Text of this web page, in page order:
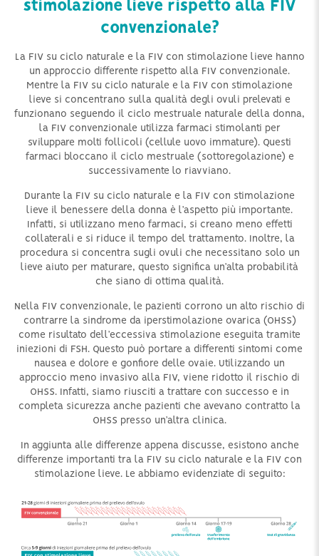
stimolazione lieve rispetto alla FIV
convenzionale?
La FIV su ciclo naturale e la FIV con stimolazione lieve hanno
un approccio differente rispetto alla FIV convenzionale.
Mentre la FIV su ciclo naturale e la FIV con stimolazione
lieve si concentrano sulla qualità degli ovuli prelevati e
funzionano seguendo il ciclo mestruale naturale della donna,
la FIV convenzionale utilizza farmaci stimolanti per
sviluppare molti follicoli (cellule uovo immature). Questi
farmaci bloccano il ciclo mestruale (sottoregolazione) e
successivamente lo riavviano.
Durante la FIV su ciclo naturale e la FIV con stimolazione
lieve il benessere della donna è l’aspetto più importante.
Infatti, si utilizzano meno farmaci, si creano meno effetti
collaterali e si riduce il tempo del trattamento. Inoltre, la
procedura si concentra sugli ovuli che necessitano solo un
lieve aiuto per maturare, questo significa un’alta probabilità
che siano di ottima qualità.
Nella FIV convenzionale, le pazienti corrono un alto rischio di
contrarre la sindrome da iperstimolazione ovarica (OHSS)
come risultato dell’eccessiva stimolazione eseguita tramite
iniezioni di FSH. Questo può portare a differenti sintomi come
nausea e dolore e gonfiore delle ovaie. Utilizzando un
approccio meno invasivo alla FIV, viene ridotto il rischio di
OHSS. Infatti, siamo riusciti a trattare con successo e in
completa sicurezza anche pazienti che avevano contratto la
OHSS presso un’altra clinica.
In aggiunta alle differenze appena discusse, esistono anche
differenze importanti tra la FIV su ciclo naturale e la FIV con
stimolazione lieve. Le abbiamo evidenziate di seguito: